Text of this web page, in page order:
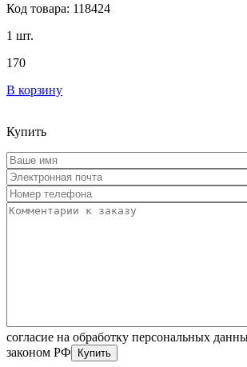
Код товара: 118424
1 шт.
170
В корзину
Купить
согласие на обработку персональных
законом РФ